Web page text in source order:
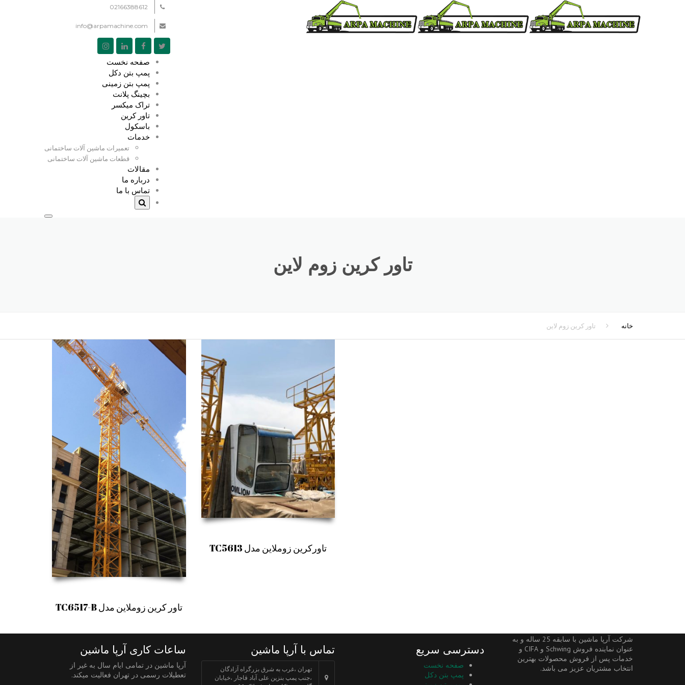
02166388612
info@arpamachine.com
صفحه نخست
پمپ بتن دکل
پمپ بتن زمینی
بچینگ پلانت
تراک میکسر
تاور کرین
باسکول
خدمات
تعمیرات ماشین آلات ساختمانی
قطعات ماشین آلات ساختمانی
مقالات
درباره ما
تماس با ما
تاور کرین زوم لاین
خانه تاور کرین زوم لاین
تاور کرین زوملاین مدل TC6517-B
تاورکرین زوملاین مدل TC5613
شرکت آرپا ماشین با سابقه 25 ساله و به
عنوان نماینده فروش Schwing و CIFA و
خدمات پس از فروش محصولات بهترین
انتخاب مشتریان عزیز می باشد.
دسترسی سریع
صفحه نخست
پمپ بتن دکل
تماس با آرپا ماشین
تهران ،غرب به شرق بزرگراه آزادگان
،جنب پمپ بنزین علی آباد قاجار ،خیابان
ساعات کاری آرپا ماشین
آرپا ماشین در تمامی ایام سال به غیر از
تعطیلات رسمی در تهران فعالیت میکند.